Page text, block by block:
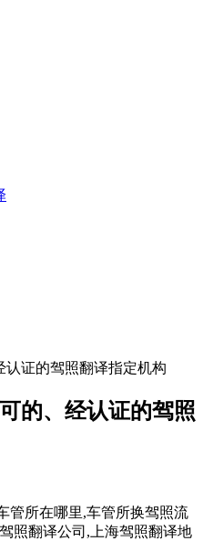
的、经认证的驾照
管所在哪里,车管所换驾照流
照翻译公司,上海驾照翻译地